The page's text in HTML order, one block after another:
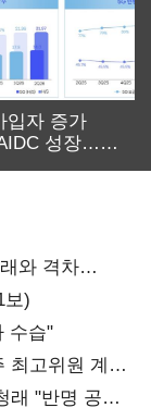
입자 증가
성장…
와 격차
보)
수습"
최고위원 계파
래 "반명 공세